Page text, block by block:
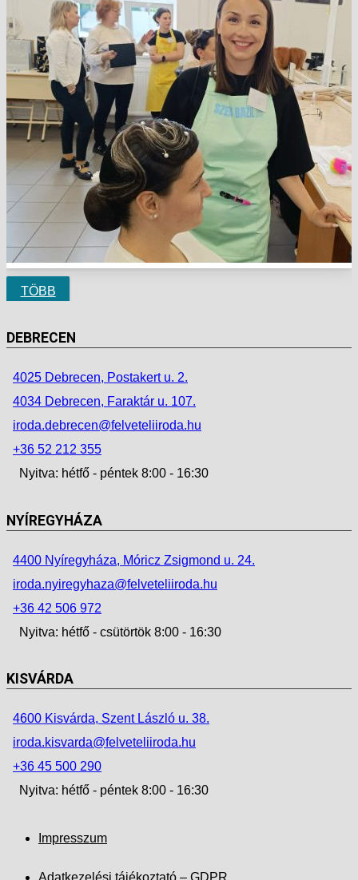
TÖBB
DEBRECEN
4025 Debrecen, Postakert u. 2.
4034 Debrecen, Faraktár u. 107.
iroda.debrecen@felveteliiroda.hu
+36 52 212 355
Nyitva: hétfő - péntek 8:00 - 16:30
NYÍREGYHÁZA
4400 Nyíregyháza, Móricz Zsigmond u. 24.
iroda.nyiregyhaza@felveteliiroda.hu
+36 42 506 972
Nyitva: hétfő - csütörtök 8:00 - 16:30
KISVÁRDA
4600 Kisvárda, Szent László u. 38.
iroda.kisvarda@felveteliiroda.hu
+36 45 500 290
Nyitva: hétfő - péntek 8:00 - 16:30
Impresszum